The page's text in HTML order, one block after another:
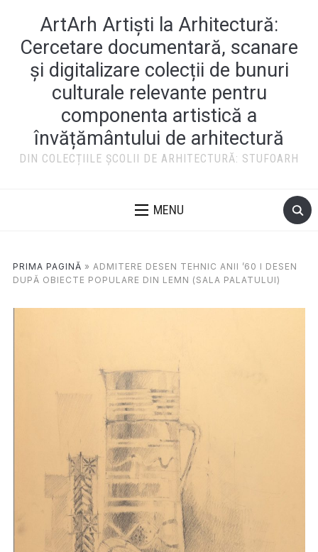
ArtArh Artiști la Arhitectură:
Cercetare documentară, scanare
și digitalizare colecții de bunuri
culturale relevante pentru
componenta artistică a
învățământului de arhitectură
DIN COLECȚIILE ȘCOLII DE ARHITECTURĂ: STUFOARH
MENU
PRIMA PAGINĂ » ADMITERE DESEN TEHNIC ANII ’60 I DESEN
DUPĂ OBIECTE POPULARE DIN LEMN (SALA PALATULUI)